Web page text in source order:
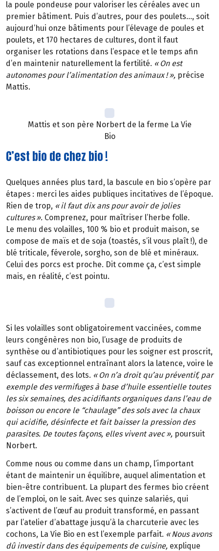
la poule pondeuse pour valoriser les céréales avec un
premier bâtiment. Puis d’autres, pour des poulets…, soit
aujourd’hui onze bâtiments pour l’élevage de poules et
poulets, et 170 hectares de cultures, dont il faut
organiser les rotations dans l’espace et le temps afin
d’en maintenir naturellement la fertilité. « On est
autonomes pour l’alimentation des animaux ! », précise
Mattis.
Mattis et son père Norbert de la ferme La Vie
Bio
C’est bio de chez bio !
Quelques années plus tard, la bascule en bio s’opère par
étapes : merci les aides publiques incitatives de l’époque.
Rien de trop, « il faut dix ans pour avoir de jolies
cultures ». Comprenez, pour maîtriser l’herbe folle.
Le menu des volailles, 100 % bio et produit maison, se
compose de maïs et de soja (toastés, s’il vous plaît !), de
blé triticale, féverole, sorgho, son de blé et minéraux.
Celui des porcs est proche. Dit comme ça, c’est simple
mais, en réalité, c’est pointu.
Si les volailles sont obligatoirement vaccinées, comme
leurs congénères non bio, l’usage de produits de
synthèse ou d’antibiotiques pour les soigner est proscrit,
sauf cas exceptionnel entraînant alors la latence, voire le
déclassement, des lots. « On n’a droit qu’au préventif, par
exemple des vermifugesà base d’huile essentielle toutes
les six semaines, des acidifiants organiques dans l’eau de
boisson ou encore le “chaulage”des sols avec la chaux
qui acidifie, désinfecte et fait baisser la pression des
parasites. De toutes façons, elles vivent avec », poursuit
Norbert.
Comme nous ou comme dans un champ, l’important
étant de maintenir un équilibre, auquel alimentation et
bien-être contribuent. La plupart des fermes bio créent
de l’emploi, on le sait. Avec ses quinze salariés, qui
s’activent de l’œuf au produit transformé, en passant
par l’atelier d’abattage jusqu’à la charcuterie avec les
cochons, La Vie Bio en est l’exemple parfait. « Nous avons
dûinvestir dans deséquipements de cuisine, explique